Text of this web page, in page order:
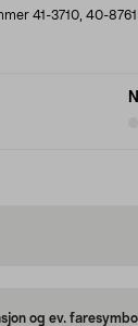
41-3710, 40-
og ev.